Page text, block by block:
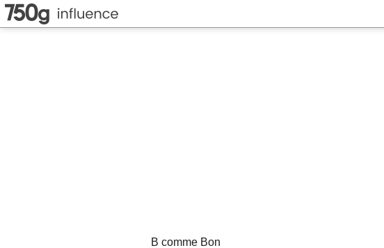
B comme Bon